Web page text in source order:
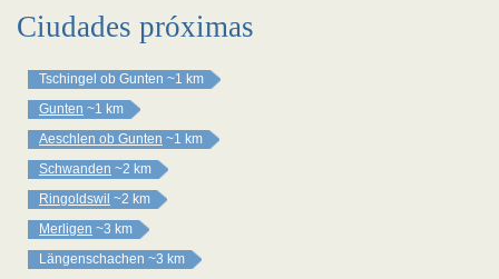
Ciudades próximas
Tschingel ob Gunten ~1 km
Gunten ~1 km
Aeschlen ob Gunten ~1 km
Schwanden ~2 km
Ringoldswil ~2 km
Merligen ~3 km
Längenschachen ~3 km